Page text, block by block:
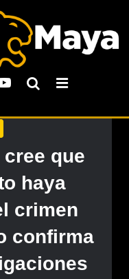
que
haya
crimen
confirma